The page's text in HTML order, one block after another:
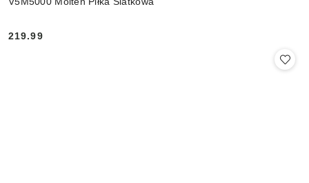
Cena:
219.99